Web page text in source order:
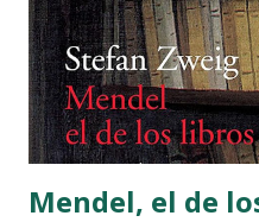
hermosa te quise, fea te
verdad, dame esa mano." MI
hecho real, el saqueo de
novela b...
Mendel, el de